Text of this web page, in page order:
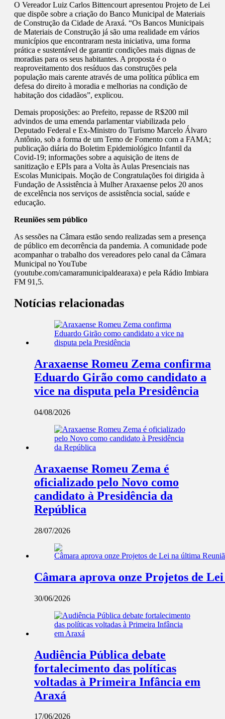
O Vereador Luiz Carlos Bittencourt apresentou Projeto de Lei
que dispõe sobre a criação do Banco Municipal de Materiais
de Construção da Cidade de Araxá. “Os Bancos Municipais
de Materiais de Construção já são uma realidade em vários
municípios que encontraram nesta iniciativa, uma forma
prática e sustentável de garantir condições mais dignas de
moradias para os seus habitantes. A proposta é o
reaproveitamento dos resíduos das construções pela
população mais carente através de uma política pública em
defesa do direito à moradia e melhorias na condição de
habitação dos cidadãos”, explicou.
Demais proposições: ao Prefeito, repasse de R$200 mil
advindos de uma emenda parlamentar viabilizada pelo
Deputado Federal e Ex-Ministro do Turismo Marcelo Álvaro
Antônio, sob a forma de um Temo de Fomento com a FAMA;
publicação diária do Boletim Epidemiológico Infantil da
Covid-19; informações sobre a aquisição de itens de
sanitização e EPIs para a Volta às Aulas Presenciais nas
Escolas Municipais. Moção de Congratulações foi dirigida à
Fundação de Assistência à Mulher Araxaense pelos 20 anos
de excelência nos serviços de assistência social, saúde e
educação.
Reuniões sem público
As sessões na Câmara estão sendo realizadas sem a presença
de público em decorrência da pandemia. A comunidade pode
acompanhar o trabalho dos vereadores pelo canal da Câmara
Municipal no YouTube
(youtube.com/camaramunicipaldearaxa) e pela Rádio Imbiara
FM 91,5.
Notícias relacionadas
Araxaense Romeu Zema confirma
Eduardo Girão como candidato a
vice na disputa pela Presidência
04/08/2026
Araxaense Romeu Zema é
oficializado pelo Novo como
candidato à Presidência da
República
28/07/2026
Câmara aprova onze Projetos de
30/06/2026
Audiência Pública debate
fortalecimento das políticas
voltadas à Primeira Infância em
Araxá
17/06/2026